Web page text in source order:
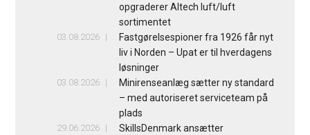
opgraderer Altech luft/luft
sortimentet
03.08.2026
Fastgørelsespioner fra 1926 får nyt
liv i Norden – Upat er til hverdagens
løsninger
03.08.2026
Minirenseanlæg sætter ny standard
– med autoriseret serviceteam på
plads
29.06.2026
SkillsDenmark ansætter